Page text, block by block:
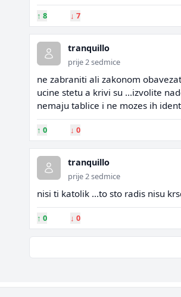
↑ 8 ↓ 7
tranquillo
prije 2 sedmice
ne zabraniti ali zakonom
ucine stetu a krivi su ...izvolite
nemaju tablice i ne mozes ih
↑ 0 ↓ 0
tranquillo
prije 2 sedmice
nisi ti katolik ...to sto radis nisu
↑ 0 ↓ 0